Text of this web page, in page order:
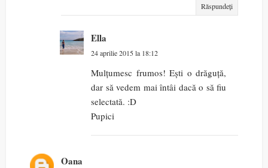
Răspundeți
Ella
24 aprilie 2015 la 18:12
Mulțumesc frumos! Ești o drăguță,
dar să vedem mai întâi dacă o să fiu
selectată. :D
Pupici
Oana